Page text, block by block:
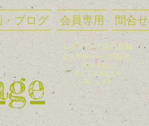
・ブログ 会員専用 問合せ
会員専用ページ閲覧用
（会員登録は
先に 入 会手続き を
お願いします）
ログイン／会員登録